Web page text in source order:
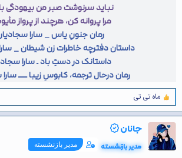
کاملا تو تصویر مشخصه ولی یه توضیح
دختر عموی بیولوژیکی سوپر منه
نباید سرنوشت صبر من بیهودگی
مرا پروانه کن، هرچند از پرواز
رمان جنونِ یاس _ سارا
داستان دفترچه خاطرات زن شیطان _
داستانک در دستِ باد ـ سارا
رمان درحال ترجمه، کابوسِ زیبا ـــــ
ا
ک
ن
ش‌
ه
ماه تی تی
جانان
مدیر بازنشسته مدیر بازنشسته